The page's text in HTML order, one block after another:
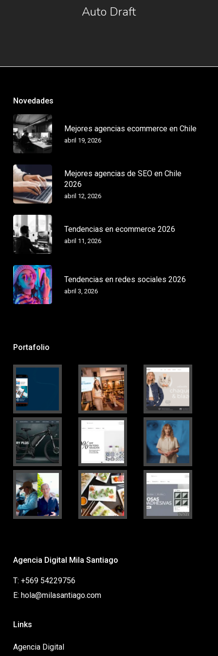
Auto Draft
Novedades
Mejores agencias ecommerce en Chile
abril 19, 2026
Mejores agencias de SEO en Chile
2026
abril 12, 2026
Tendencias en ecommerce 2026
abril 11, 2026
Tendencias en redes sociales 2026
abril 3, 2026
Portafolio
Agencia Digital Mila Santiago
T: +569 54229756
E: hola@milasantiago.com
Links
Agencia Digital